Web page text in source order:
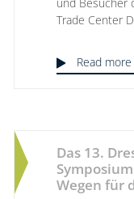
Trade Center
Read
Das 13.
Wegen für